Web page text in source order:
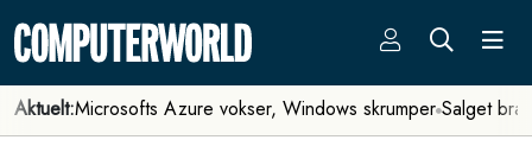
Aktuelt:Microsofts Azure vokser, Windows skrumper Salget